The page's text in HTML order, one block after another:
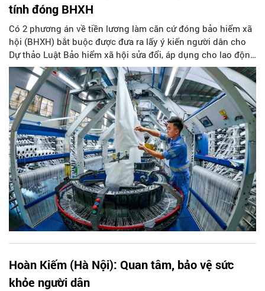
tính đóng BHXH
Có 2 phương án về tiền lương làm căn cứ đóng bảo hiểm xã
hội (BHXH) bắt buộc được đưa ra lấy ý kiến người dân cho
Dự thảo Luật Bảo hiểm xã hội sửa đổi, áp dụng cho lao động
có chế độ tiền lương do chủ sử dụng quyết định.
Hoàn Kiếm (Hà Nội): Quan tâm, bảo vệ sức
khỏe người dân